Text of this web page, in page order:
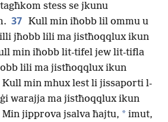
stess se jkunu
37 Kull min iħobb lil ommu u
jħobb lili ma jistħoqqlux ikun
min iħobb lit-tifel jew lit-tifla
lili ma jistħoqqlux ikun
Kull min mhux lest li jissaporti l-
warajja ma jistħoqqlux ikun
Min jipprova jsalva ħajtu, * imut,